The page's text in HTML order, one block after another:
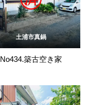
土浦市真鍋
No434.築古空き家